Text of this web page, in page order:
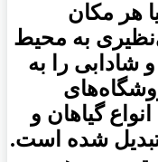
هر مکان
به محیط
را به
گیاهان و
شده است.